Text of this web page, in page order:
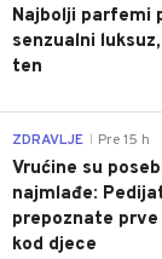
Najbolji parfemi
senzualni
ten
ZDRAVLJE Pre 15 h
Vrućine su
najmlađe:
prepoznate
kod djece